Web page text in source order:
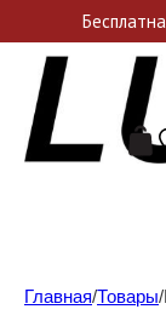
Уникальные акции и
Главная/Товары/